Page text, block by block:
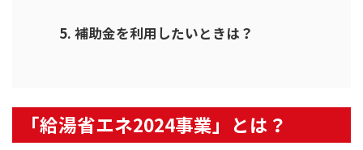
補助金を利用したいときは？
「給湯省エネ2024事業」とは？